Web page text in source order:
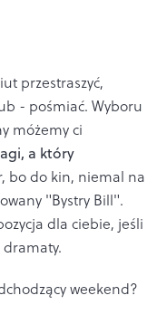
przestraszyć,
- pośmiać. Wyboru
móżemy ci
a który
bo do kin, niemal na
"Bystry Bill".
dla ciebie, jeśli
weekend?